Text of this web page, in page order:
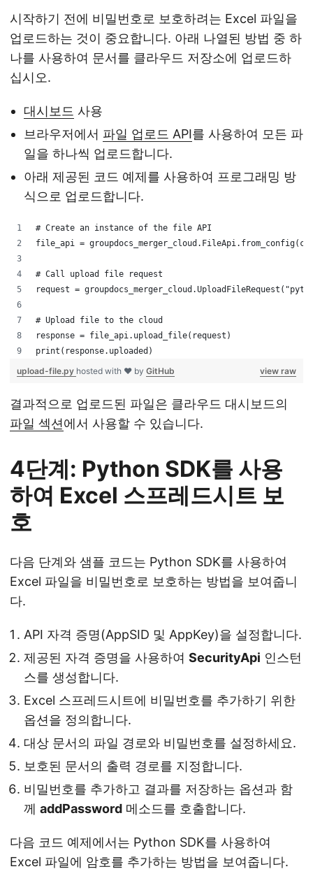
시작하기 전에 비밀번호로 보호하려는 Excel 파일을
업로드하는 것이 중요합니다. 아래 나열된 방법 중 하
나를 사용하여 문서를 클라우드 저장소에 업로드하
십시오.
대시보드 사용
브라우저에서 파일 업로드 API를 사용하여 모든 파
일을 하나씩 업로드합니다.
아래 제공된 코드 예제를 사용하여 프로그래밍 방
식으로 업로드합니다.
# Create an instance of the file API
file_api =
# Call upload file request
request =
# Upload file to the cloud
response = file_api.upload_file(request)
print(response.uploaded)
view raw
upload-file.py hosted with ❤ by GitHub
결과적으로 업로드된 파일은 클라우드 대시보드의
파일 섹션에서 사용할 수 있습니다.
4단계: Python SDK를 사용
하여 Excel 스프레드시트 보
호
다음 단계와 샘플 코드는 Python SDK를 사용하여
Excel 파일을 비밀번호로 보호하는 방법을 보여줍니
다.
API 자격 증명(AppSID 및 AppKey)을 설정합니다.
제공된 자격 증명을 사용하여 SecurityApi 인스턴
스를 생성합니다.
Excel 스프레드시트에 비밀번호를 추가하기 위한
옵션을 정의합니다.
대상 문서의 파일 경로와 비밀번호를 설정하세요.
보호된 문서의 출력 경로를 지정합니다.
비밀번호를 추가하고 결과를 저장하는 옵션과 함
께 addPassword 메소드를 호출합니다.
다음 코드 예제에서는 Python SDK를 사용하여
Excel 파일에 암호를 추가하는 방법을 보여줍니다.